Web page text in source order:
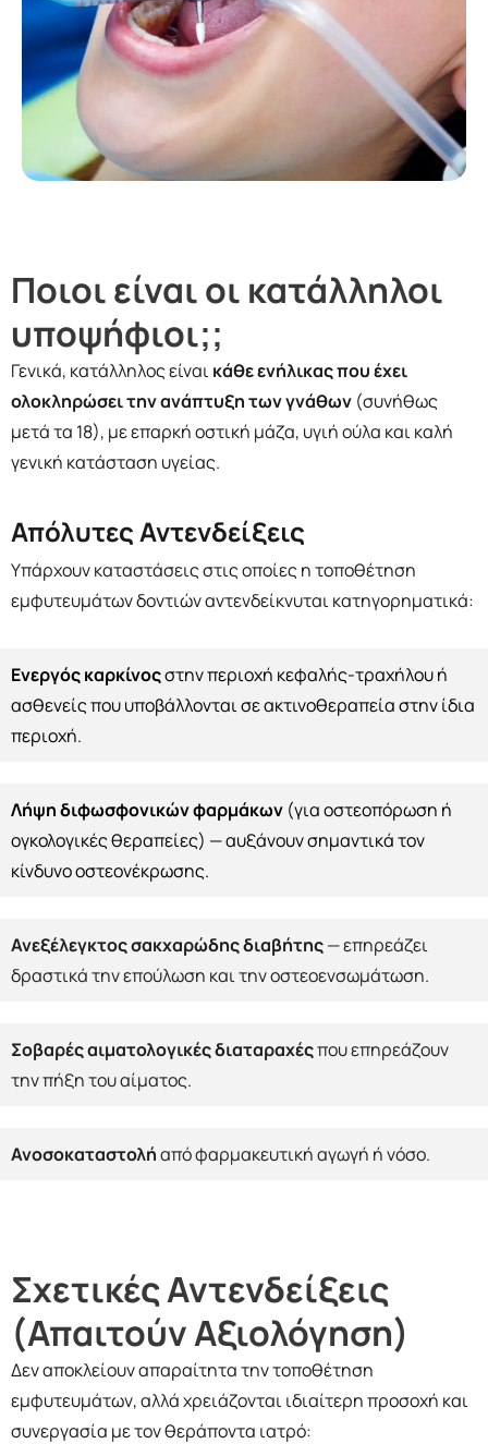
Ποιοι είναι οι κατάλληλοι
υποψήφιοι;;
Γενικά, κατάλληλος είναι κάθε ενήλικας που έχει
ολοκληρώσει την ανάπτυξη των γνάθων (συνήθως
μετά τα 18), με επαρκή οστική μάζα, υγιή ούλα και καλή
γενική κατάσταση υγείας.
Απόλυτες Αντενδείξεις
Υπάρχουν καταστάσεις στις οποίες η τοποθέτηση
εμφυτευμάτων δοντιών αντενδείκνυται κατηγορηματικά:
Ενεργός καρκίνοςστην περιοχή κεφαλής-τραχήλου ή
ασθενείς που υποβάλλονται σε ακτινοθεραπεία στην ίδια
περιοχή.
Λήψη διφωσφονικών φαρμάκων (για οστεοπόρωση ή
ογκολογικές θεραπείες) — αυξάνουν σημαντικά τον
κίνδυνο οστεονέκρωσης.
Ανεξέλεγκτος σακχαρώδης διαβήτης— επηρεάζει
δραστικά την επούλωση και την οστεοενσωμάτωση.
Σοβαρές αιματολογικές διαταραχέςπου επηρεάζουν
την πήξη του αίματος.
Ανοσοκαταστολήαπό φαρμακευτική αγωγή ή νόσο.
Σχετικές Αντενδείξεις
(Απαιτούν Αξιολόγηση)
Δεν αποκλείουν απαραίτητα την τοποθέτηση
εμφυτευμάτων, αλλά χρειάζονται ιδιαίτερη προσοχή και
συνεργασία με τον θεράποντα ιατρό: